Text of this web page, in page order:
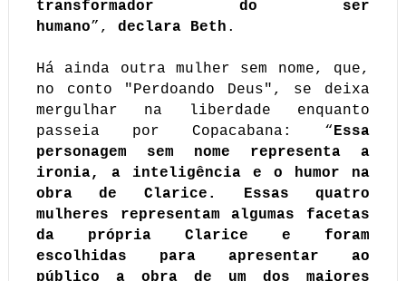
transformador do ser
humano”, declara Beth .
Há ainda outra mulher sem nome, que,
no conto "Perdoando Deus", se deixa
mergulhar na liberdade enquanto
passeia por Copacabana: “Essa
personagem sem nome representa a
ironia, a inteligência e o humor na
obra de Clarice. Essas quatro
mulheres representam algumas facetas
da própria Clarice e foram
escolhidas para apresentar ao
público a obra de um dos maiores